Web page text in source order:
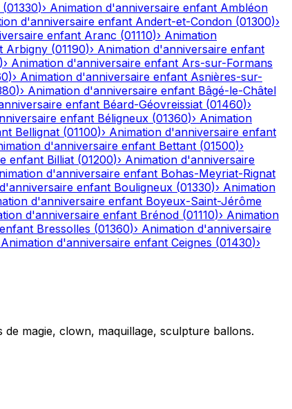
(01330)› Animation d'anniversaire enfant Ambléon
d'anniversaire enfant Andert-et-Condon (01300)›
enfant Aranc (01110)› Animation
Arbigny (01190)› Animation d'anniversaire enfant
)› Animation d'anniversaire enfant Ars-sur-Formans
)› Animation d'anniversaire enfant Asnières-sur-
)› Animation d'anniversaire enfant Bâgé-le-Châtel
enfant Béard-Géovreissiat (01460)›
enfant Béligneux (01360)› Animation
Bellignat (01100)› Animation d'anniversaire enfant
d'anniversaire enfant Bettant (01500)›
enfant Billiat (01200)› Animation d'anniversaire
d'anniversaire enfant Bohas-Meyriat-Rignat
enfant Bouligneux (01330)› Animation
d'anniversaire enfant Boyeux-Saint-Jérôme
d'anniversaire enfant Brénod (01110)› Animation
Bressolles (01360)› Animation d'anniversaire
Animation d'anniversaire enfant Ceignes (01430)›
magie, clown, maquillage, sculpture ballons.